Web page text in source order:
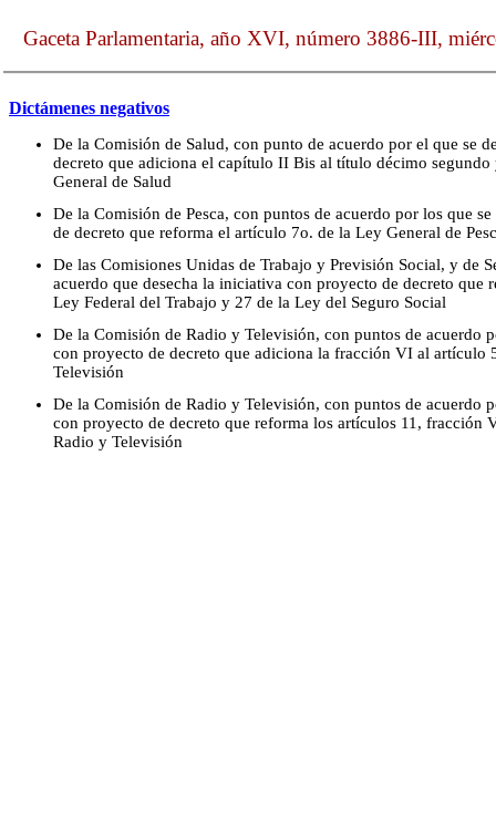
Gaceta Parlamentaria, año XVI, número 3886-III,
Dictámenes negativos
De la Comisión de Salud, con punto de acuerdo por el que se
decreto que adiciona el capítulo II Bis al título décimo
General de Salud
De la Comisión de Pesca, con puntos de acuerdo por los que
de decreto que reforma el artículo 7o. de la Ley General de
De las Comisiones Unidas de Trabajo y Previsión Social, y de
acuerdo que desecha la iniciativa con proyecto de decreto que
Ley Federal del Trabajo y 27 de la Ley del Seguro Social
De la Comisión de Radio y Televisión, con puntos de acuerdo
con proyecto de decreto que adiciona la fracción VI al artículo
Televisión
De la Comisión de Radio y Televisión, con puntos de acuerdo
con proyecto de decreto que reforma los artículos 11, fracción
Radio y Televisión